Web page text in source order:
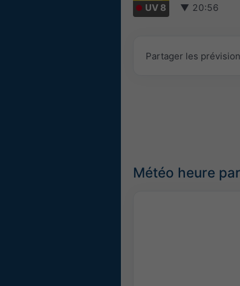
UV 8
▼ 20:56
Partager les
Météo heure